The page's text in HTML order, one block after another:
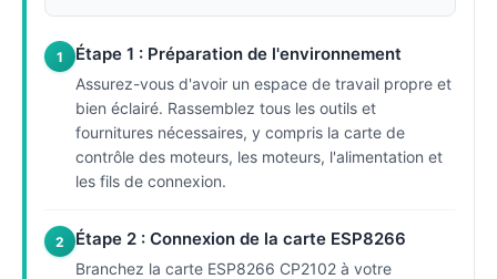
1 Étape 1 : Préparation de l'environnement
Assurez-vous d'avoir un espace de travail propre et
bien éclairé. Rassemblez tous les outils et
fournitures nécessaires, y compris la carte de
contrôle des moteurs, les moteurs, l'alimentation et
les fils de connexion.
2 Étape 2 : Connexion de la carte ESP8266
Branchez la carte ESP8266 CP2102 à votre